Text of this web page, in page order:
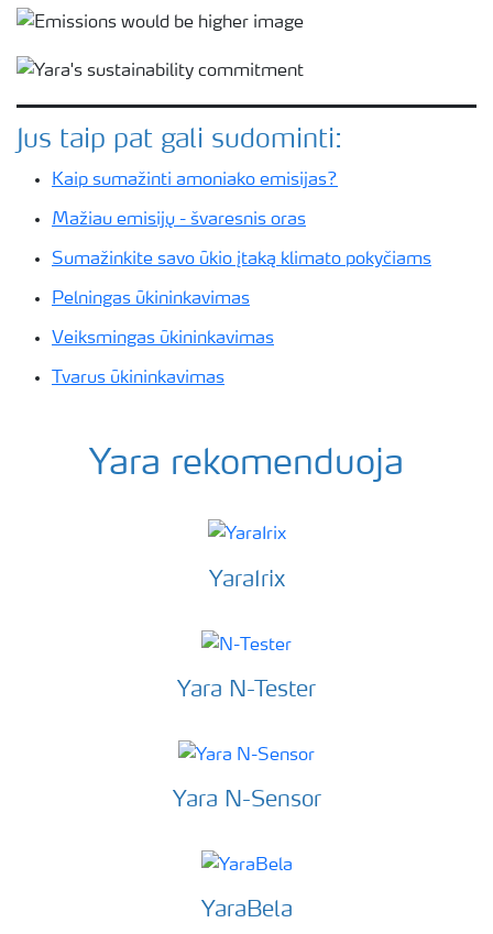
Jus taip pat gali sudominti:
Kaip sumažinti amoniako emisijas?
Mažiau emisijų - švaresnis oras
Sumažinkite savo ūkio įtaką klimato pokyčiams
Pelningas ūkininkavimas
Veiksmingas ūkininkavimas
Tvarus ūkininkavimas
Yara rekomenduoja
YaraIrix
Yara N-Tester
Yara N-Sensor
YaraBela